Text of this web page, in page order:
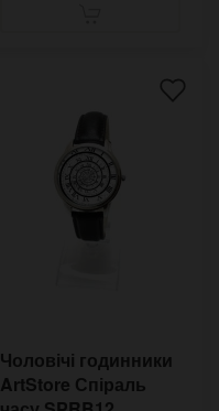
Чоловічі годинники
ArtStore Спіраль